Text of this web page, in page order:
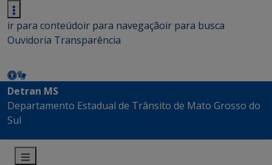
ir para conteúdoir para navegaçãoir para busca
Ouvidoria Transparência
Detran MS
Departamento Estadual de Trânsito de Mato Grosso do
Sul